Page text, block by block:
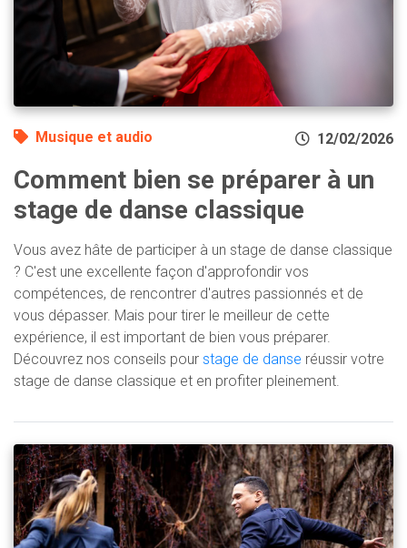
Musique et audio 12/02/2026
Comment bien se préparer à un
stage de danse classique
Vous avez hâte de participer à un stage de danse classique
? C'est une excellente façon d'approfondir vos
compétences, de rencontrer d'autres passionnés et de
vous dépasser. Mais pour tirer le meilleur de cette
expérience, il est important de bien vous préparer.
Découvrez nos conseils pour stage de danse réussir votre
stage de danse classique et en profiter pleinement.